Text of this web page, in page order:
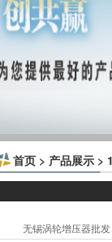
首页 > 产品展示 >
无锡涡轮增压器批